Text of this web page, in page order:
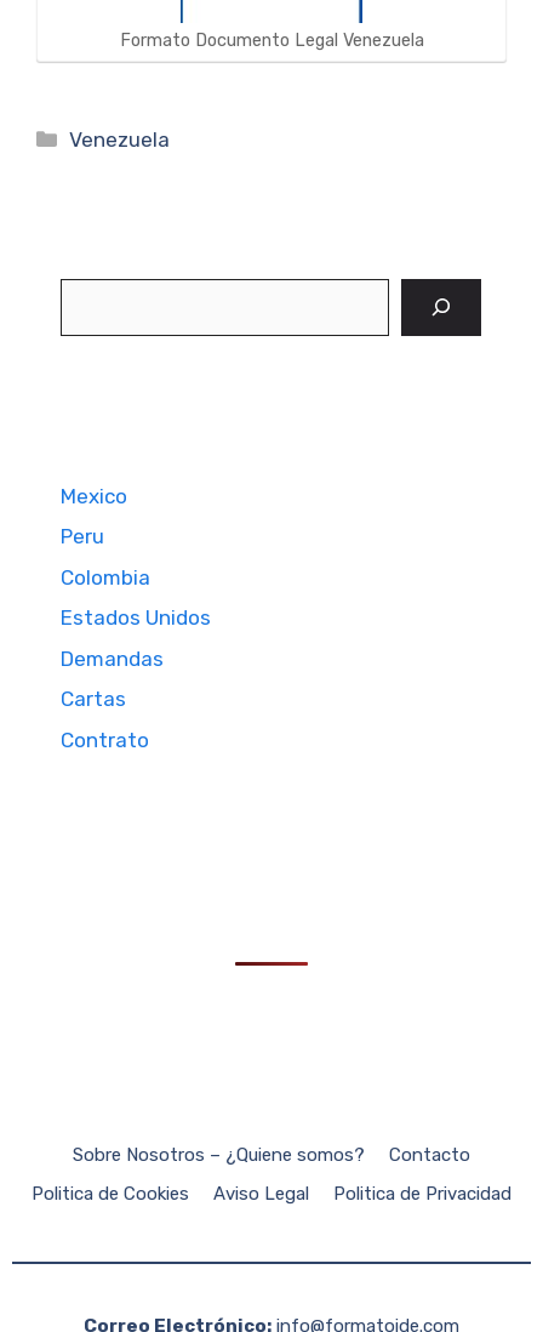
Formato Documento Legal Venezuela
Categorías
Venezuela
Mexico
Peru
Colombia
Estados Unidos
Demandas
Cartas
Contrato
Sobre Nosotros – ¿Quiene somos?
Contacto
Politica de Cookies
Aviso Legal Politica de Privacidad
Correo Electrónico: info@formatoide.com